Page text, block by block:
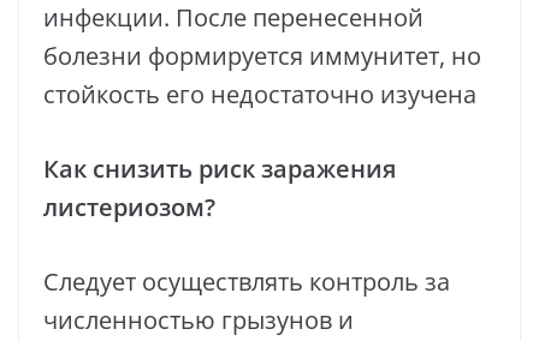
инфекции. После перенесенной
болезни формируется иммунитет, но
стойкость его недостаточно изучена
Как снизить риск заражения
листериозом?
Следует осуществлять контроль за
численностью грызунов и